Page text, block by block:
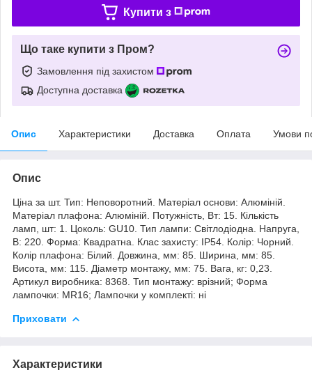
Купити з
Що таке купити з Пром?
Замовлення під захистом
Доступна доставка
Опис Характеристики Доставка Оплата Умови
Опис
Ціна за шт. Тип: Неповоротний. Матеріал основи: Алюміній.
Матеріал плафона: Алюміній. Потужність, Вт: 15. Кількість
ламп, шт: 1. Цоколь: GU10. Тип лампи: Світлодіодна. Напруга,
В: 220. Форма: Квадратна. Клас захисту: IP54. Колір: Чорний.
Колір плафона: Білий. Довжина, мм: 85. Ширина, мм: 85.
Висота, мм: 115. Діаметр монтажу, мм: 75. Вага, кг: 0,23.
Артикул виробника: 8368. Тип монтажу: врізний; Форма
лампочки: MR16; Лампочки у комплекті: ні
Приховати
Характеристики